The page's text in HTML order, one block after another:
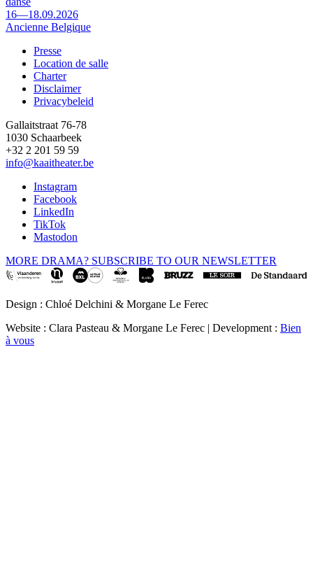
16—18.09.2026
Ancienne Belgique
Footer
Presse
Location de salle
Charter
Disclaimer
Privacybeleid
Gallaitstraat 76-78
1030 Schaarbeek
+32 2 201 59 59
info@kaaitheater.be
Instagram
Facebook
LinkedIn
TikTok
Mastodon
MORE DRAMA? SUBSCRIBE TO OUR NEWSLETTER
Design : Chloé Delchini & Morgane Le Ferec
Website : Clara Pasteau & Morgane Le Ferec | Development : Bien
à vous